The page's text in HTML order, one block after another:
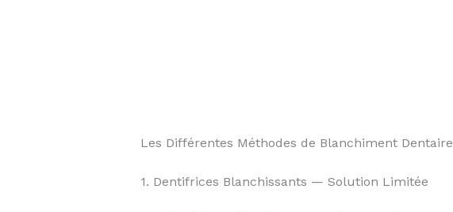
Les Différentes Méthodes de Blanchiment Dentaire
1. Dentifrices Blanchissants — Solution Limitée